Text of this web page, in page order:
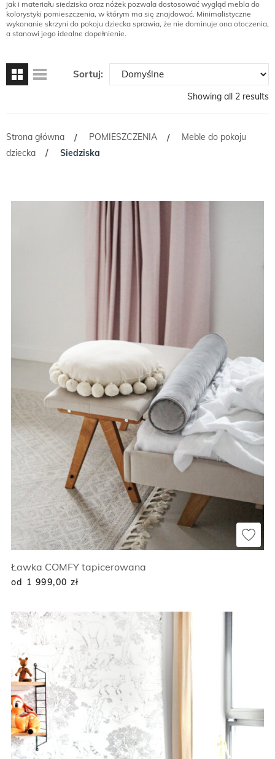
jak i materiału siedziska oraz nóżek pozwala dostosować wygląd mebla do
kolorystyki pomieszczenia, w którym ma się znajdować. Minimalistyczne
wykonanie skrzyni do pokoju dziecka sprawia, że nie dominuje ona otoczenia,
a stanowi jego idealne dopełnienie.
Sortuj:
Showing all 2 results
Strona główna / POMIESZCZENIA /
Meble do pokoju
dziecka
/ Siedziska
Ławka COMFY tapicerowana
od 1 999,00 zł